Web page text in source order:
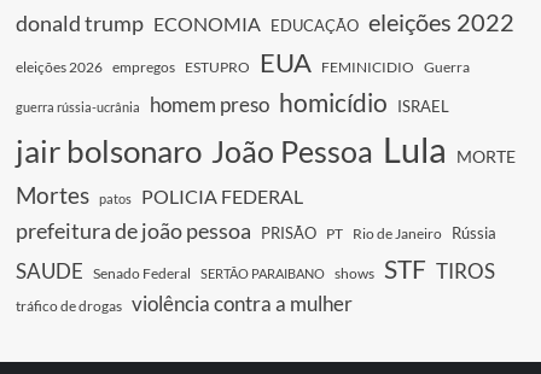
donald trump ECONOMIA EDUCAÇÃO eleições 2022
eleições 2026 empregos ESTUPRO EUA FEMINICIDIO Guerra
guerra rússia-ucrânia homem preso homicídio ISRAEL
jair bolsonaro João Pessoa Lula MORTE
Mortes patos POLICIA FEDERAL
prefeitura de joão pessoa PRISÃO PT Rio de Janeiro Rússia
SAUDE Senado Federal SERTÃO PARAIBANO shows STF TIROS
tráfico de drogas violência contra a mulher